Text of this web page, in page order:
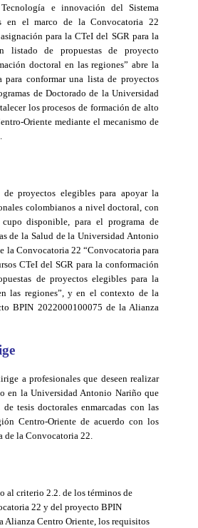
e innovación del Sistema
en el marco de la Convocatoria 22
para la CTeI del SGR para la
listado de propuestas de proyecto
doctoral en las regiones” abre la
para conformar una lista de proyectos
de Doctorado de la Universidad
los procesos de formación de alto
Oriente mediante el mecanismo de
proyectos elegibles para apoyar la
colombianos a nivel doctoral, con
disponible, para el programa de
de la Salud de la Universidad Antonio
la Convocatoria 22 “Convocatoria para
CTeI del SGR para la conformación
de proyectos elegibles para la
las regiones”, y en el contexto de la
BPIN 2022000100075 de la Alianza
a profesionales que deseen realizar
en la Universidad Antonio Nariño que
de tesis doctorales enmarcadas con las
Centro-Oriente de acuerdo con los
de la Convocatoria 22.
al criterio 2.2. de los términos de
22 y del proyecto BPIN
Alianza Centro Oriente, los requisitos